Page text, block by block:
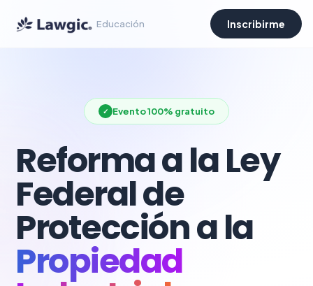
Educación Inscribirme
Evento 100% gratuito
Reforma a la Ley
Federal de
Protección a la
Propiedad